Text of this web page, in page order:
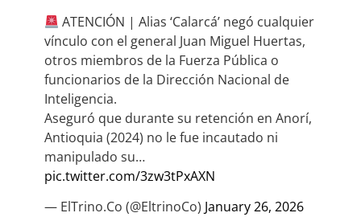
ATENCIÓN | Alias ‘Calarcá’ negó cualquier
vínculo con el general Juan Miguel Huertas,
otros miembros de la Fuerza Pública o
funcionarios de la Dirección Nacional de
Inteligencia.
Aseguró que durante su retención en Anorí,
Antioquia (2024) no le fue incautado ni
manipulado su…
pic.twitter.com/3zw3tPxAXN
— ElTrino.Co (@EltrinoCo) January 26, 2026